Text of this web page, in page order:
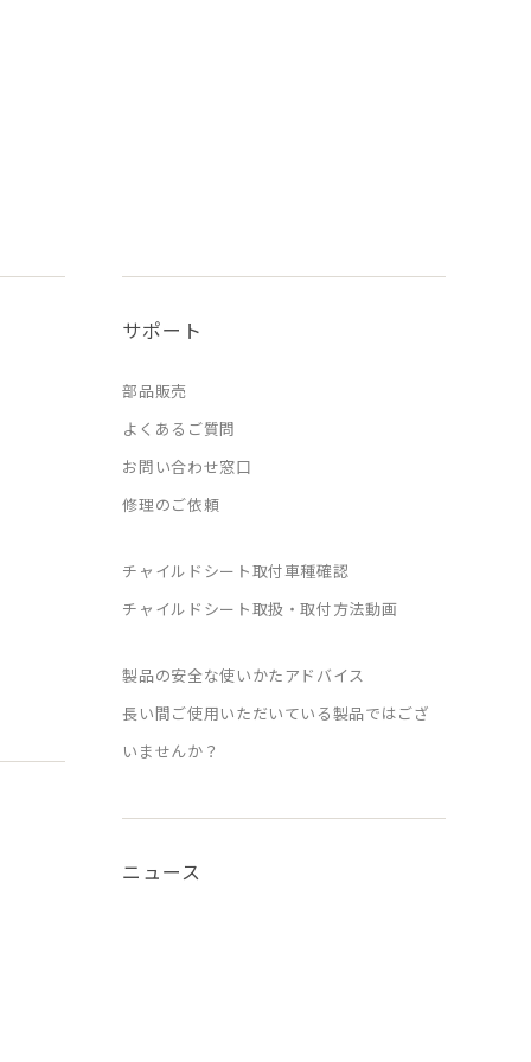
サポート
部品販売
よくあるご質問
お問い合わせ窓口
修理のご依頼
チャイルドシート取付車種確認
チャイルドシート取扱・取付方法動画
製品の安全な使いかたアドバイス
長い間ご使用いただいている製品ではござ
いませんか？
ニュース